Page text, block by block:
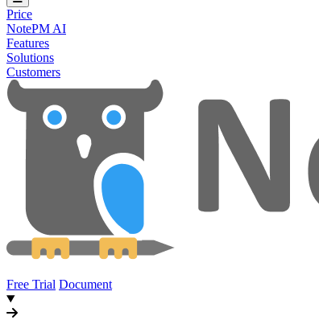
Price
NotePM AI
Features
Solutions
Customers
Free Trial Document